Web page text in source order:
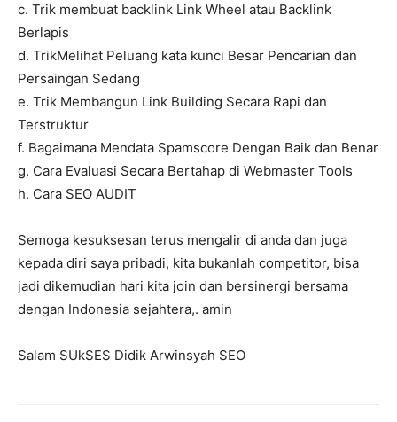
c. Trik membuat backlink Link Wheel atau Backlink
Berlapis
d. TrikMelihat Peluang kata kunci Besar Pencarian dan
Persaingan Sedang
e. Trik Membangun Link Building Secara Rapi dan
Terstruktur
f. Bagaimana Mendata Spamscore Dengan Baik dan Benar
g. Cara Evaluasi Secara Bertahap di Webmaster Tools
h. Cara SEO AUDIT
Semoga kesuksesan terus mengalir di anda dan juga
kepada diri saya pribadi, kita bukanlah competitor, bisa
jadi dikemudian hari kita join dan bersinergi bersama
dengan Indonesia sejahtera,. amin
Salam SUkSES Didik Arwinsyah SEO